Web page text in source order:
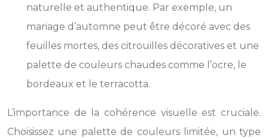
naturelle et authentique. Par exemple, un
mariage d’automne peut être décoré avec des
feuilles mortes, des citrouilles décoratives et une
palette de couleurs chaudes comme l’ocre, le
bordeaux et le terracotta.
L’importance de la cohérence visuelle est cruciale.
Choisissez une palette de couleurs limitée, un type